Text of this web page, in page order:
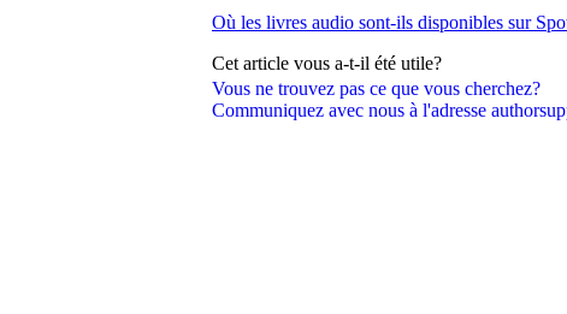
Vous ne trouvez pas ce que vous cherchez?
Communiquez avec nous à l'adresse
Où les livres audio sont-ils disponibles sur
Cet article vous a-t-il été utile?